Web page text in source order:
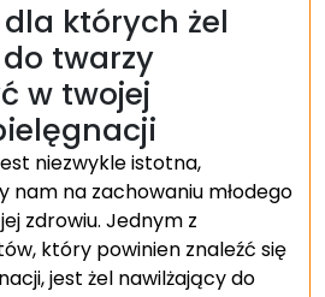
których żel
twarzy
w twojej
niezwykle istotna,
nam na zachowaniu młodego
zdrowiu. Jednym z
który powinien znaleźć się
jest żel nawilżający do